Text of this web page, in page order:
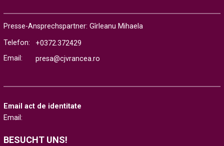
Presse-Ansprechspartner: Gîrleanu Mihaela
Telefon:
+0372.372429
Email:
presa@cjvrancea.ro
Email act de identitate
Email:
BESUCHT UNS!